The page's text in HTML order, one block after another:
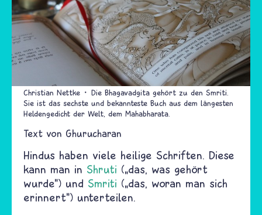
Christian Nettke
Die Bhagavadgita gehört zu den Smriti.
Sie ist das sechste und bekannteste Buch aus dem längesten
Heldengedicht der Welt, dem Mahabharata.
Text von Ghurucharan
Hindus haben viele heilige Schriften. Diese
kann man in Shruti („das, was gehört
wurde") und Smriti („das, woran man sich
erinnert") unterteilen.